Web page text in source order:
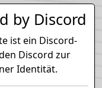
by Discord
ist ein Discord-
Discord zur
Identität.